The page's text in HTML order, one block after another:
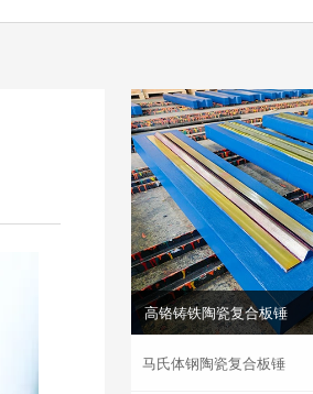
高铬铸铁陶瓷复合板锤
马氏体钢陶瓷复合板锤